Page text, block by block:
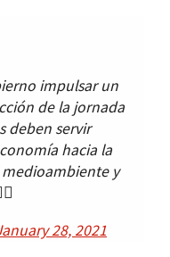
impulsar un
de la jornada
deben servir
hacia la
y
28, 2021